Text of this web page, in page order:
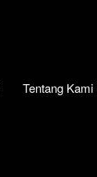
Tentang Kami